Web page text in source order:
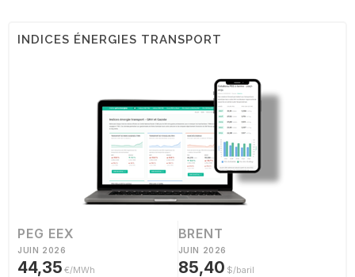
INDICES ÉNERGIES TRANSPORT
PEG EEX
JUIN 2026
44,35 €/MWh
BRENT
JUIN 2026
85,40 $/baril